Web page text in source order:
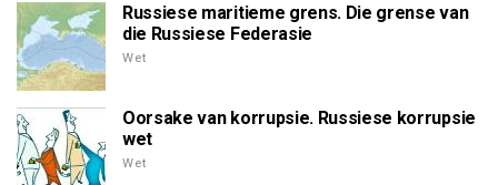
Russiese maritieme grens. Die grense van
die Russiese Federasie
Wet
Oorsake van korrupsie. Russiese korrupsie
wet
Wet